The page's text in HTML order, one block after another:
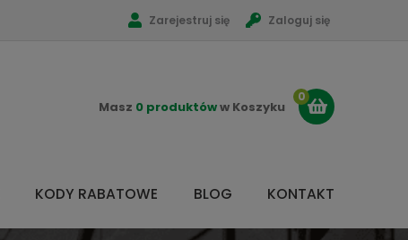
Zarejestruj się Zaloguj się
Masz 0 produktóww Koszyku
0
KODY RABATOWE BLOG KONTAKT